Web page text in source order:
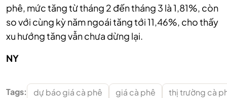
phê, mức tăng từ tháng 2 đến tháng 3 là 1,81%, còn
so với cùng kỳ năm ngoái tăng tới 11,46%, cho thấy
xu hướng tăng vẫn chưa dừng lại.
NY
Tags: dự báo giá cà phê giá cà phê thị trường cà